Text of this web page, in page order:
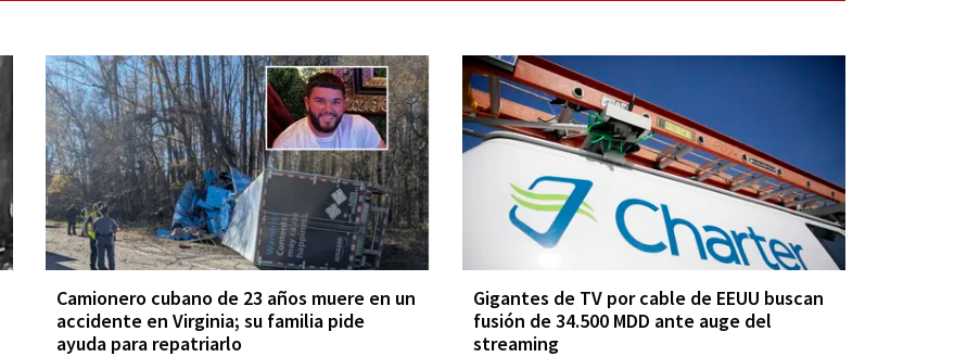
Camionero cubano de 23 años muere en un
accidente en Virginia; su familia pide
ayuda para repatriarlo
Gigantes de TV por cable de EEUU buscan
fusión de 34.500 MDD ante auge del
streaming